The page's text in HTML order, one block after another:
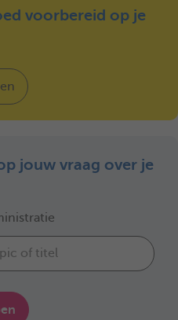
voorbereid op je
jouw vraag over je